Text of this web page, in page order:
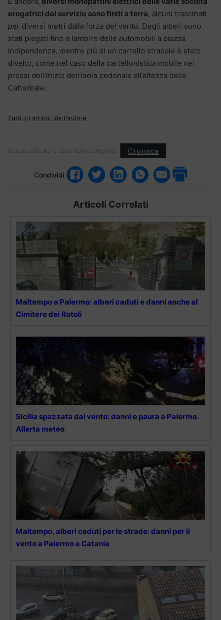
erogatrici del servizio sono finiti a terra, alcuni trascinati
per diversi metri dalla forza del vento. Degli alberi sono
stati piegati fino a lambire delle automobili a piazza
Indipendenza, mentre più di un cartello stradale è stato
divelto, come nel caso della cartellonistica mobile nei
pressi dell’inizio dell’isola pedonale all’altezza della
Cattedrale.
Tutti gli articoli dell'autore
Questo articolo fa parte delle categorie: Cronaca
Condividi
Articoli Correlati
Maltempo a Palermo: alberi caduti e danni anche al
Cimitero dei Rotoli
Sicilia spazzata dal vento: danni e paura a Palermo.
Allerta meteo
Maltempo, alberi caduti per le strade: danni per il
vento a Palermo e Catania